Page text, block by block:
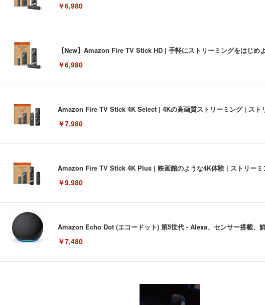
￥6,980
【New】Amazon Fire TV Stick HD | 手軽にストリーミングをはじめ
￥6,980
Amazon Fire TV Stick 4K Select | 4Kの高画質ストリーミング | スト
￥7,980
Amazon Fire TV Stick 4K Plus | 映画館のような4K体験 | ストリーミ
￥9,980
Amazon Echo Dot (エコードット) 第5世代 - Alexa、センサー搭載、
￥7,480
[EdoErgo] オフィスチェア 椅子 テレワーク 疲れない 跳ね上げ式ア
EIZO ビジネス向けプレミアムモニター | FlexScan EV3240X-WT |
Amazonベーシック ペットシーツ 薄型 レギュラー 1回使い捨て 無香